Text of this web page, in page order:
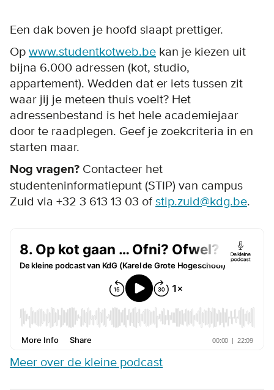
Een dak boven je hoofd slaapt prettiger.
Op www.studentkotweb.be kan je kiezen uit
bijna 6.000 adressen (kot, studio,
appartement). Wedden dat er iets tussen zit
waar jij je meteen thuis voelt? Het
adressenbestand is het hele academiejaar
door te raadplegen. Geef je zoekcriteria in en
starten maar.
Nog vragen? Contacteer het
studenteninformatiepunt (STIP) van campus
Zuid via +32 3 613 13 03 of stip.zuid@kdg.be.
Meer over de kleine podcast